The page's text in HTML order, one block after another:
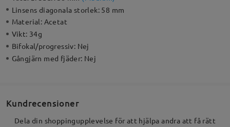
Linsens diagonala storlek: 58 mm
Material: Acetat
Vikt: 34g
Bifokal/progressiv: Nej
Gångjärn med fjäder: Nej
Kundrecensioner
Dela din shoppingupplevelse för att hjälpa andra att få rätt